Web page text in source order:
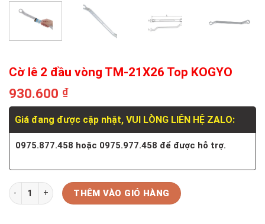
Cờ lê 2 đầu vòng TM-21X26 Top KOGYO
930.600 ₫
Giá đang được cập nhật, VUI LÒNG LIÊN HỆ ZALO:
0975.877.458 hoặc 0975.977.458 để được hỗ trợ.
Số lượng THÊM VÀO GIỎ HÀNG